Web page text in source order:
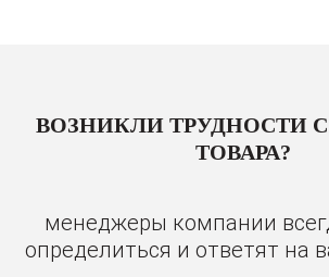
ВОЗНИКЛИ ТРУДНОСТИ
ТОВАРА?
менеджеры компании
определиться и ответят на